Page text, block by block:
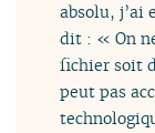
absolu, j’ai
dit : « On
fichier soit
peut pas